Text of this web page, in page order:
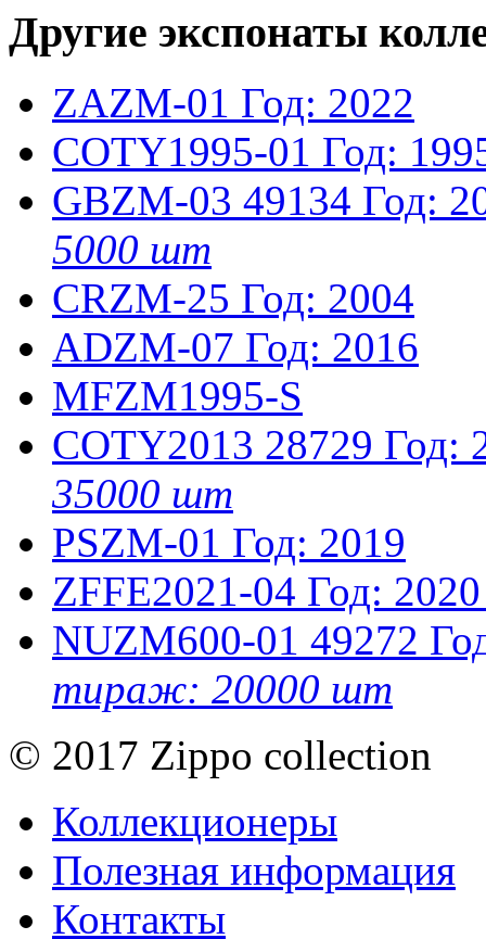
Другие экспонаты
ZAZM-01 Год: 2022
COTY1995-01 Год:
GBZM-03 49134 Год:
5000 шт
CRZM-25 Год: 2004
ADZM-07 Год: 2016
MFZM1995-S
COTY2013 28729 Год:
35000 шт
PSZM-01 Год: 2019
ZFFE2021-04 Год: 2020
NUZM600-01 49272
тираж: 20000 шт
© 2017 Zippo collection
Коллекционеры
Полезная информация
Контакты